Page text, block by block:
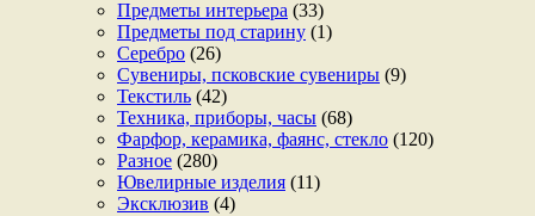
Предметы интерьера (33)
Предметы под старину (1)
Серебро (26)
Сувениры, псковские сувениры (9)
Текстиль (42)
Техника, приборы, часы (68)
Фарфор, керамика, фаянс, стекло (120)
Разное (280)
Ювелирные изделия (11)
Эксклюзив (4)